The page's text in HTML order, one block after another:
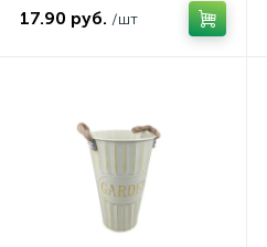
17.90 руб. /шт